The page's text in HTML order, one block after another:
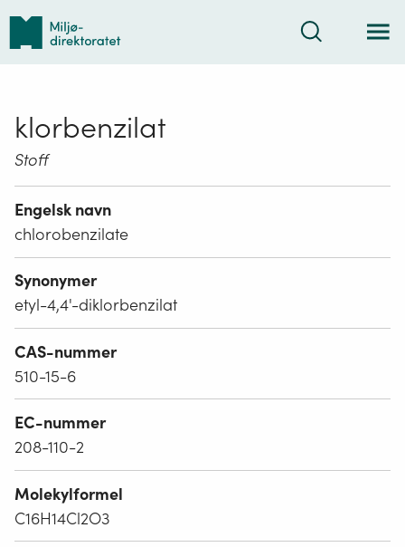
Tilbake
forsiden
Søk
klorbenzilat
Stoff
Engelsk navn
chlorobenzilate
Synonymer
etyl-4,4'-diklorbenzilat
CAS-nummer
510-15-6
EC-nummer
208-110-2
Molekylformel
C16H14Cl2O3